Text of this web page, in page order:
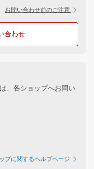
お問い合わせ前のご注意
合わせ
、各ショップへお問い
プに関するヘルプページ